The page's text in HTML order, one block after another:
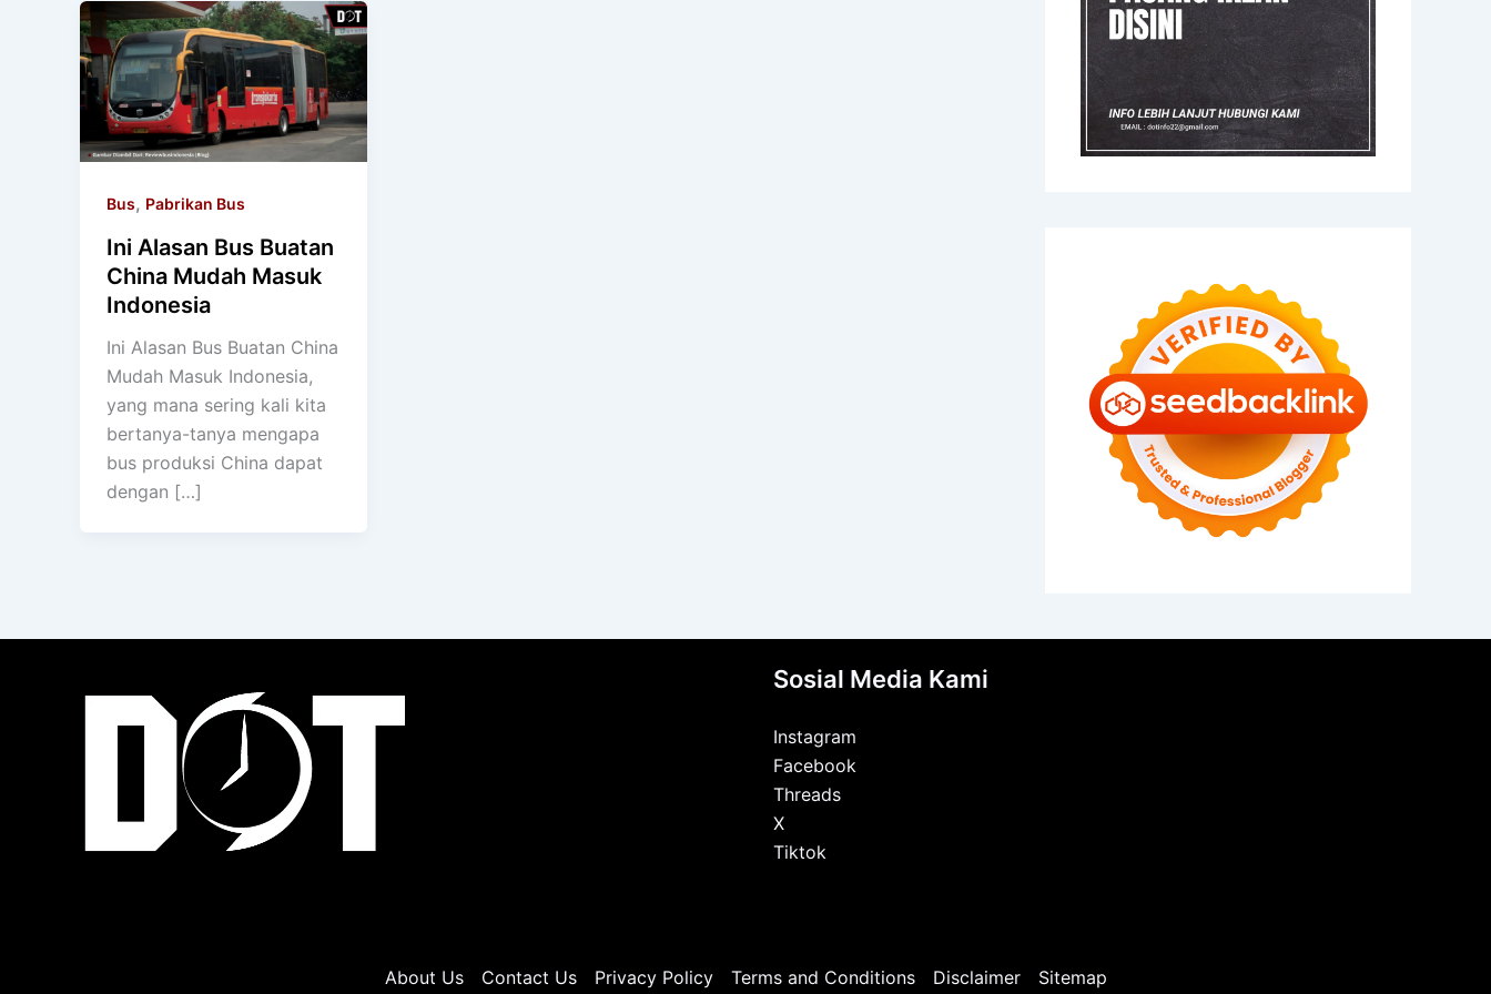
Bus, Pabrikan Bus
Ini Alasan Bus Buatan
China Mudah Masuk
Indonesia
Ini Alasan Bus Buatan China
Mudah Masuk Indonesia,
yang mana sering kali kita
bertanya-tanya mengapa
bus produksi China dapat
dengan […]
Sosial Media Kami
Instagram
Facebook
Threads
X
Tiktok
About Us Contact Us Privacy Policy Terms and Conditions Disclaimer Sitemap